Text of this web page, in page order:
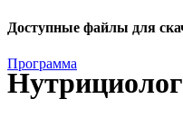
Доступные файлы для
Программа